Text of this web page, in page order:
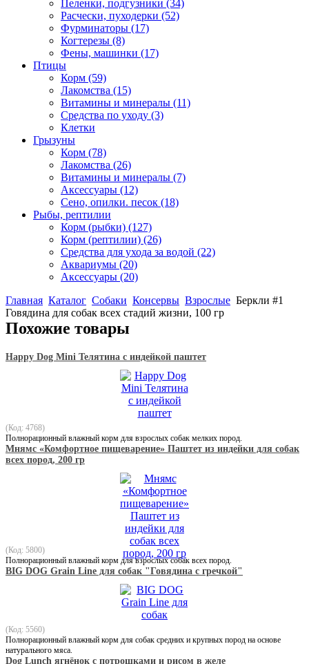
Пеленки, подгузники (34)
Расчески, пуходерки (52)
Фурминаторы (17)
Когтерезы (8)
Фены, машинки (17)
Птицы
Корм (59)
Лакомства (15)
Витамины и минералы (11)
Средства по уходу (3)
Клетки
Грызуны
Корм (78)
Лакомства (26)
Витамины и минералы (7)
Аксессуары (12)
Сено, опилки. песок (18)
Рыбы, рептилии
Корм (рыбки) (127)
Корм (рептилии) (26)
Средства для ухода за водой (22)
Аквариумы (20)
Аксессуары (20)
Главная Каталог Собаки Консервы Взрослые Беркли #1
Говядина для собак всех стадий жизни, 100 гр
Похожие товары
Happy Dog Mini Телятина с индейкой паштет
(Код: 4768)
Полнорационный влажный корм для взрослых собак мелких пород.
Мнямс «Комфортное пищеварение» Паштет из индейки для собак
всех пород, 200 гр
(Код: 5800)
Полнорационный влажный корм для взрослых собак всех пород.
BIG DOG Grain Line для собак "Говядина с гречкой"
(Код: 5560)
Полнорационный влажный корм для собак средних и крупных пород на основе
натурального мяса.
Dog Lunch ягнёнок с потрошками и рисом в желе